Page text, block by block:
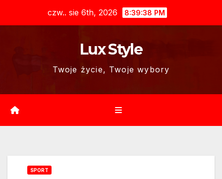
czw.. sie 6th, 2026 8:39:39 PM
Lux Style
Twoje życie, Twoje wybory
SPORT